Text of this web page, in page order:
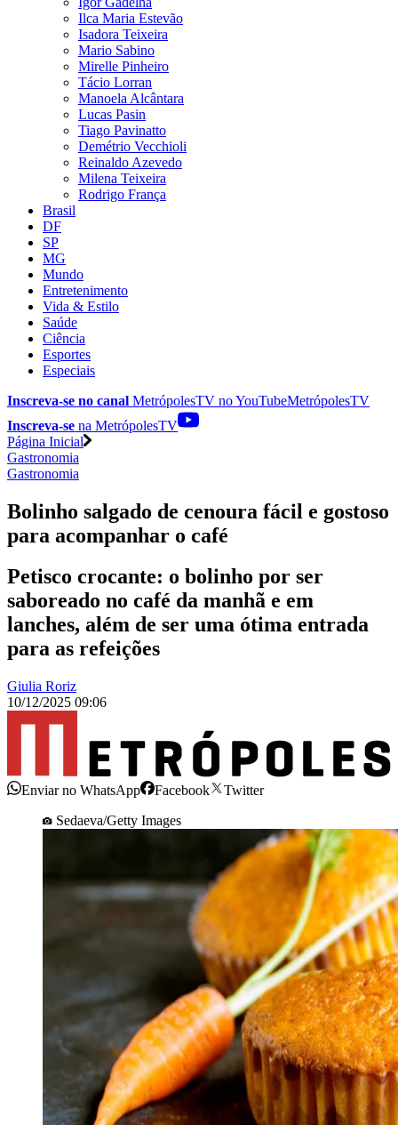
Ilca Maria Estevão
Isadora Teixeira
Mario Sabino
Mirelle Pinheiro
Tácio Lorran
Manoela Alcântara
Lucas Pasin
Tiago Pavinatto
Demétrio Vecchioli
Reinaldo Azevedo
Milena Teixeira
Rodrigo França
Brasil
DF
SP
MG
Mundo
Entretenimento
Vida & Estilo
Saúde
Ciência
Esportes
Especiais
Inscreva-se no canal MetrópolesTV noYouTubeMetrópolesTV
Inscreva-se na MetrópolesTV
Página Inicial
Gastronomia
Gastronomia
Bolinho salgado de cenoura fácil e gostoso
para acompanhar o café
Petisco crocante: o bolinho por ser
saboreado no café da manhã e em
lanches, além de ser uma ótima entrada
para as refeições
Giulia Roriz
10/12/2025 09:06
Enviar no WhatsApp Facebook
Twitter
Sedaeva/Getty Images